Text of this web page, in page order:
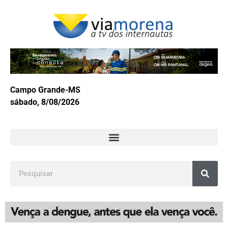
Campo Grande-MS
sábado, 8/08/2026